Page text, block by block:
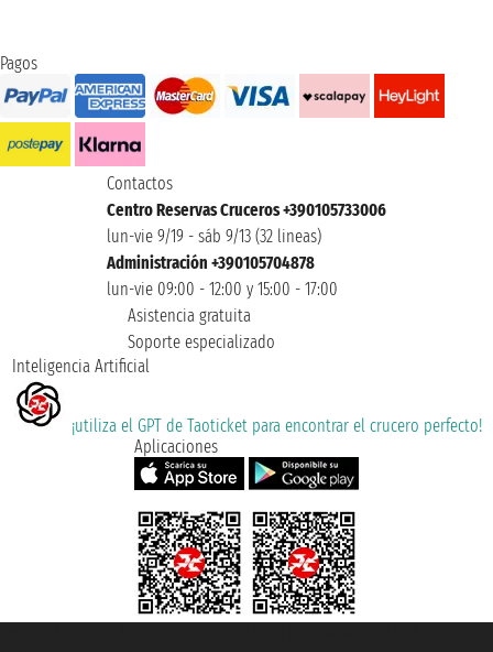
Pagos
Contactos
Centro Reservas Cruceros +390105733006
lun-vie 9/19 - sáb 9/13 (32 lineas)
Administración +390105704878
lun-vie 09:00 - 12:00 y 15:00 - 17:00
Asistencia gratuita
Soporte especializado
Inteligencia Artificial
¡utiliza el GPT de Taoticket para encontrar el crucero perfecto!
Aplicaciones